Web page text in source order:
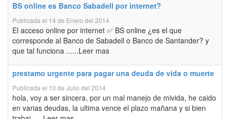
BS online es Banco Sabadell por internet?
Publicada el 14 de Enero del 2014
El acceso online por internet ✅ BS online ¿es el que
corresponde al Banco de Sabadell o Banco de Santander? y
que tal funciona ......Leer mas
prestamo urgente para pagar una deuda de vida o muerte
Publicada el 10 de Julio del 2014
hola, voy a ser sincera, por un mal manejo de mivida, he caido
en varias deudas, la ultima vence el plazo mañana y si bien